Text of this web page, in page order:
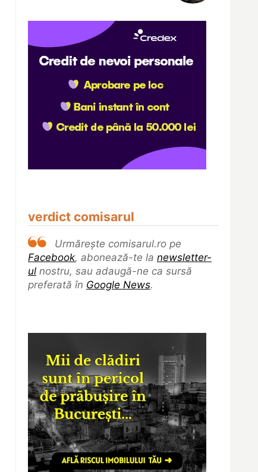
verdict comisarul
Urmărește comisarul.ro pe
Facebook, abonează-te la newsletter-
ul nostru, sau adaugă-ne ca sursă
preferată în Google News.